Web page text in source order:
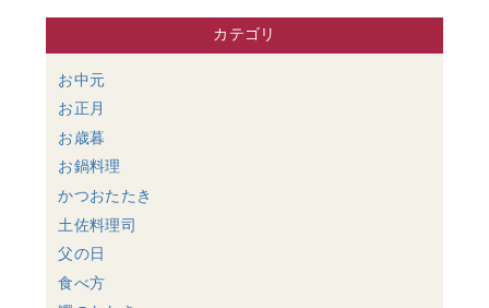
カテゴリ
お中元
お正月
お歳暮
お鍋料理
かつおたたき
土佐料理司
父の日
食べ方